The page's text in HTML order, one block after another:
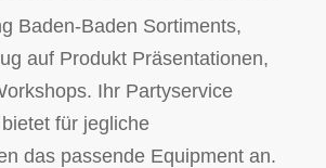
Baden-Baden Sortiments,
auf Produkt Präsentationen,
Ihr Partyservice
für jegliche
das passende Equipment an.